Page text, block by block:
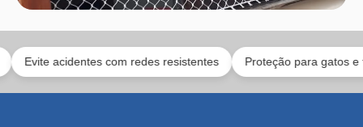
com redes resistentes Proteção para gatos e toda a